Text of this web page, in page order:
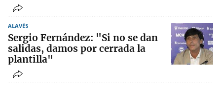
ALAVÉS
Sergio Fernández: "Si no se dan
salidas, damos por cerrada la
plantilla"